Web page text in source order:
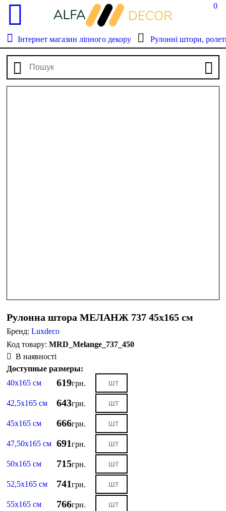
0
Інтернет магазин ліпного декору Рулонні штори,
Рулонна штора МЕЛАНЖ 737 45х165 см
Бренд:Luxdeco
MRD_Melange_737_450
В наявності
Доступные размеры:
40х165 см
619грн.
42,5х165 см 643грн.
45х165 см 666грн.
47,50х165 см 691грн.
50х165 см 715грн.
52,5х165 см 741грн.
55х165 см 766грн.